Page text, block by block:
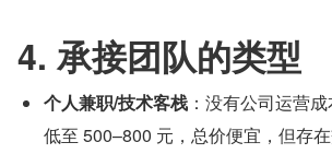
4. 承接团队的类型
个人兼职/技术客栈 ：没有公司运营
低至 500–800 元，总价便宜，但存